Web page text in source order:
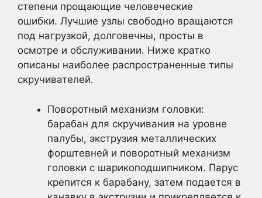
степени прощающие человеческие
ошибки. Лучшие узлы свободно вращаются
под нагрузкой, долговечны, просты в
осмотре и обслуживании. Ниже кратко
описаны наиболее распространенные типы
скручивателей.
Поворотный механизм головки:
барабан для скручивания на уровне
палубы, экструзия металлических
форштевней и поворотный механизм
головки с шарикоподшипником. Парус
крепится к барабану, затем подается в